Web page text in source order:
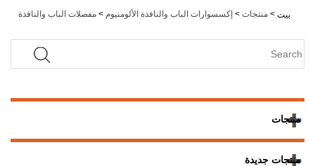
بيت > منتجات > إكسسوارات الباب والنافذة الألومنيوم > مفصلات الباب والنافذة
منتجات
منتجات جديدة